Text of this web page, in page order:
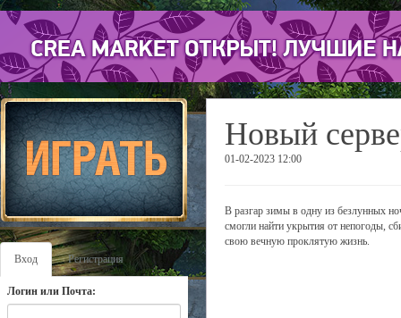
Вход Регистрация
Логин или Почта:
Новый
01-02-2023 12:00
В разгар зимы в одну из безлунных
смогли найти укрытия от непогоды,
свою вечную проклятую жизнь.